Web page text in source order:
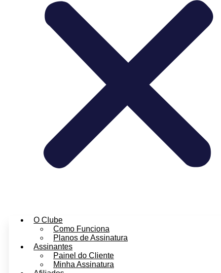
O Clube
Como Funciona
Planos de Assinatura
Assinantes
Painel do Cliente
Minha Assinatura